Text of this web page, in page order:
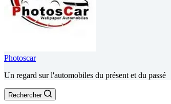
Photoscar
Un regard sur l'automobiles du présent et du passé
Rechercher